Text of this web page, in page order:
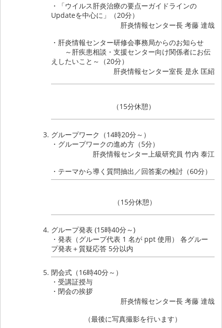
・「ウイルス肝炎治療の要点ーガイドラインの
Updateを中心に」（20分）
肝炎情報センター長 考藤 達哉
・肝炎情報センター研修会事務局からのお知らせ
～肝疾患相談・支援センター向け関係者にお伝
えしたいこと～（20分）
肝炎情報センター室長 是永 匡紹
（15分休憩）
グループワーク（14時20分～）
・グループワークの進め方（5分）
肝炎情報センター上級研究員 竹内 泰江
・テーマから導く質問抽出／回答案の検討（60分）
（15分休憩）
グループ発表 (15時40分～)
・発表（グループ代表 1 名が ppt 使用） 各グルー
プ発表＋質疑応答 5分以内
閉会式（16時40分～）
・受講証授与
・閉会の挨拶
肝炎情報センター長 考藤 達哉
（最後に写真撮影を行います）